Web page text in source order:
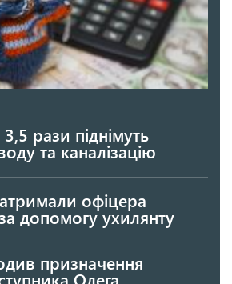
рази піднімуть
та каналізацію
офіцера
допомогу ухилянту
призначення
Олега